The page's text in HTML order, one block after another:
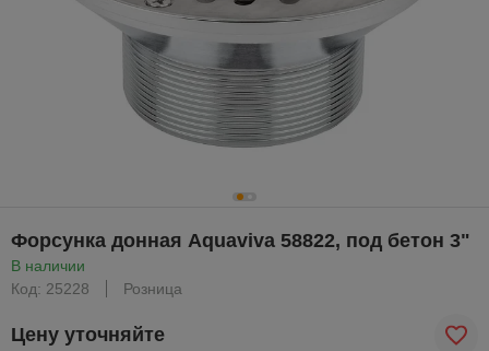
Форсунка донная Aquaviva 58822, под бетон 3"
В наличии
Код: 25228
Розница
Цену уточняйте